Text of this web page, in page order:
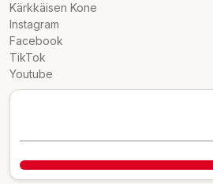
Kärkkäisen Kone
Instagram
Facebook
TikTok
Youtube